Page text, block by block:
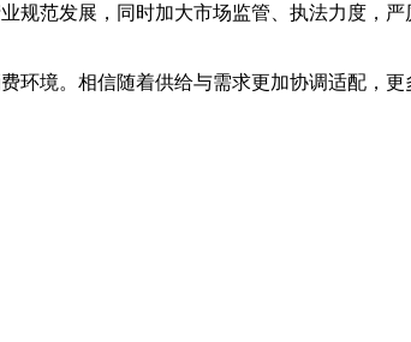
规范发展，同时加大市场监管、执法力度，
境。相信随着供给与需求更加协调适配，更